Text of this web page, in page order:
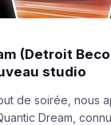
(Detroit
studio
de soirée, nous
Dream,